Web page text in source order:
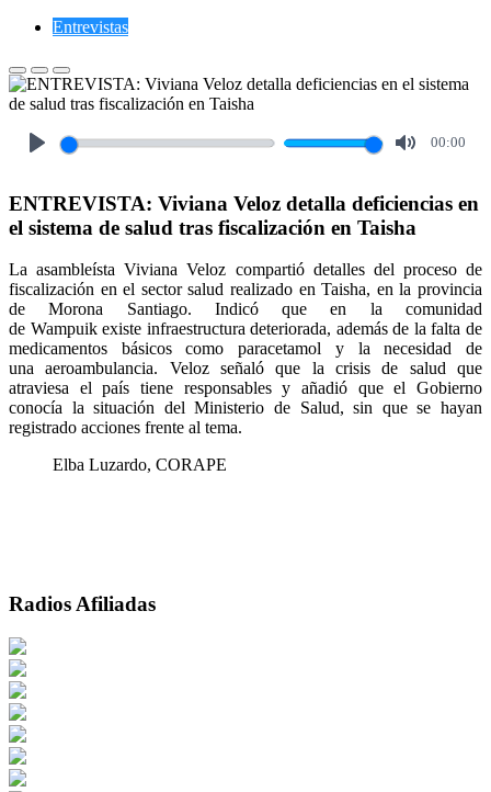
Entrevistas
00:00
ENTREVISTA: Viviana Veloz detalla deficiencias en
el sistema de salud tras fiscalización en Taisha
La asambleísta Viviana Veloz compartió detalles del proceso de
fiscalización en el sector salud realizado en Taisha, en la provincia
de Morona Santiago. Indicó que en la comunidad
de Wampuik existe infraestructura deteriorada, además de la falta de
medicamentos básicos como paracetamol y la necesidad de
una aeroambulancia. Veloz señaló que la crisis de salud que
atraviesa el país tiene responsables y añadió que el Gobierno
conocía la situación del Ministerio de Salud, sin que se hayan
registrado acciones frente al tema.
Elba Luzardo, CORAPE
Radios Afiliadas